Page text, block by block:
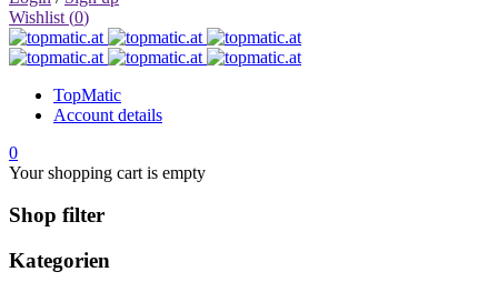
Wishlist (0)
TopMatic
Account details
0
Your shopping cart is empty
Shop filter
Kategorien